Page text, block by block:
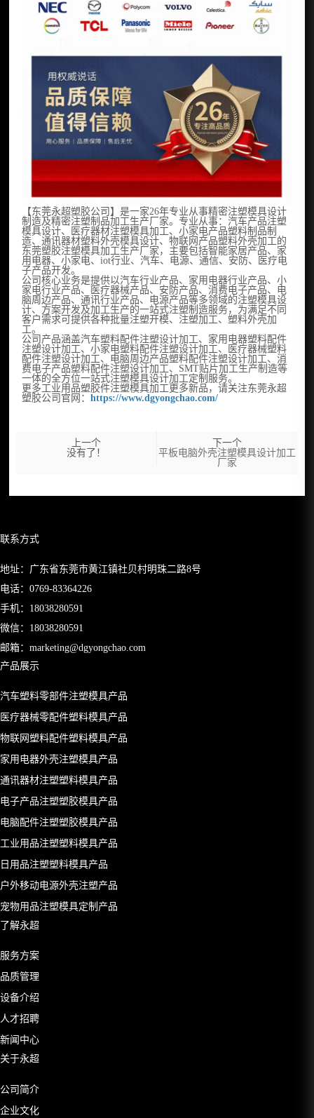
【东莞永超塑胶公司】是一家26年专业从事精密注塑模具设计
制造及精密注塑制品加工生产厂家。专业从事：汽车产品注塑
模具设计、医疗器材注塑模具加工、小家电产品塑料制品制
造、通讯器材塑料外壳模具设计、物联网产品塑料外壳加工的
东莞塑胶注塑模具加工生产厂家，主要包括智能家居产品、家
用电器、小家电、iot行业、汽车、电源、通信、安防、医疗电
子产品开发。
公司核心业务是提供以汽车行业产品、家用电器行业产品、小
家电行业产品、医疗器械产品、安防产品、消费电子产品、电
脑周边产品、通讯行业产品、电源产品等多领域的注塑模具设
计、方案开发及加工生产的一站式注塑制造服务，为满足不同
客户需求可提供各种批量注塑开模、注塑加工、塑料外壳加
工。
公司产品涵盖汽车塑料配件注塑设计加工、家用电器塑料配件
注塑设计加工、小家电塑料配件注塑设计加工、医疗器械塑料
配件注塑设计加工、电脑周边产品塑料配件注塑设计加工、消
费电子产品塑料配件注塑设计加工、SMT贴片加工生产制造等
一体的全方位一站式注塑模具设计加工定制服务。
更多工业用品塑胶件注塑模具加工更多新品，请关注东莞永超
塑胶公司官网：https://www.dgyongchao.com/
上一个
没有了！
下一个
平板电脑外壳注塑模具设计加工
厂家
联系方式
地址：广东省东莞市黄江镇社贝村明珠二路8号
电话： 0769-83364226
手机： 18038280591
微信：18038280591
邮箱： marketing@dgyongchao.com
产品展示
汽车塑料零部件注塑模具产品
医疗器械零配件塑料模具产品
物联网塑料配件塑料模具产品
家用电器外壳注塑模具产品
通讯器材注塑塑料模具产品
电子产品注塑塑胶模具产品
电脑配件注塑塑胶模具产品
工业用品注塑塑料模具产品
日用品注塑塑料模具产品
户外移动电源外壳注塑产品
宠物用品注塑模具定制产品
了解永超
服务方案
品质管理
设备介绍
人才招聘
新闻中心
关于永超
公司简介
企业文化